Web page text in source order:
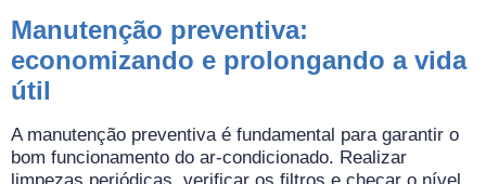
Manutenção preventiva:
economizando e prolongando a vida
útil
A manutenção preventiva é fundamental para garantir o
bom funcionamento do ar-condicionado. Realizar
limpezas periódicas, verificar os filtros e checar o nível